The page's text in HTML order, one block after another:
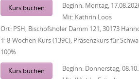
Kurs buchen Beginn: Montag,
Mit: Kathrin Loos
Ort: PSH, Bischofsholer Damm 121, 30173
↑ 8-Wochen-Kurs (139€), Präsenzkurs für
100%
Kurs buchen Beginn: Donnerstag,